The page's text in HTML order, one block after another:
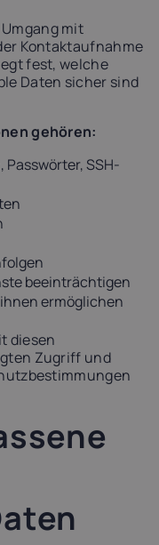
mit
Kontaktaufnahme
fest, welche
Daten sicher sind
gehören:
SSH-
beeinträchtigen
ermöglichen
diesen
Zugriff und
17%
Spain